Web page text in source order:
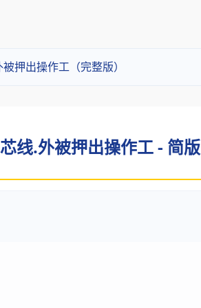
押出操作工（完整版）
线.外被押出操作工 - 简版